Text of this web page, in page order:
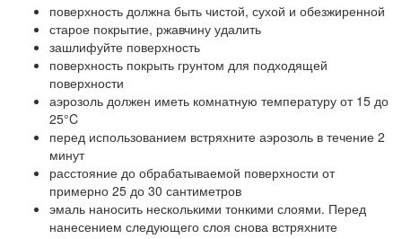
поверхность должна быть чистой, сухой и обезжиренной
старое покрытие, ржавчину удалить
зашлифуйте поверхность
поверхность покрыть грунтом для подходящей
поверхности
аэрозоль должен иметь комнатную температуру от 15 до
25°C
перед использованием встряхните аэрозоль в течение 2
минут
расстояние до обрабатываемой поверхности от
примерно 25 до 30 сантиметров
эмаль наносить несколькими тонкими слоями. Перед
нанесением следующего слоя снова встряхните